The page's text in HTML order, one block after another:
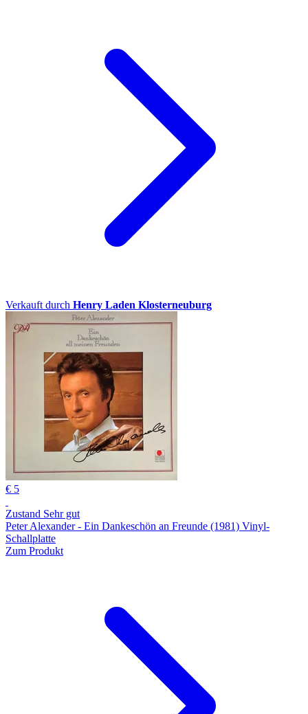
Verkauft durch Henry Laden Klosterneuburg
€ 5
Zustand Sehr gut
Peter Alexander - Ein Dankeschön an Freunde (1981) Vinyl-
Schallplatte
Zum Produkt